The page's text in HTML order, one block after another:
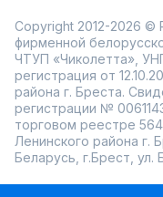
Copyright 2012-2026 ©
фирменной
ЧТУП «Чиколетта»,
регистрация от
района г. Бреста.
регистрации №
торговом реестре
Ленинского района г.
Беларусь, г.Брест, ул.